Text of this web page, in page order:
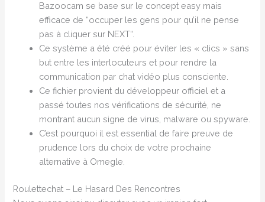
Bazoocam se base sur le concept easy mais
efficace de “occuper les gens pour qu’il ne pense
pas à cliquer sur NEXT“.
Ce système a été créé pour éviter les « clics » sans
but entre les interlocuteurs et pour rendre la
communication par chat vidéo plus consciente.
Ce fichier provient du développeur officiel et a
passé toutes nos vérifications de sécurité, ne
montrant aucun signe de virus, malware ou spyware.
C’est pourquoi il est essential de faire preuve de
prudence lors du choix de votre prochaine
alternative à Omegle.
Roulettechat – Le Hasard Des Rencontres